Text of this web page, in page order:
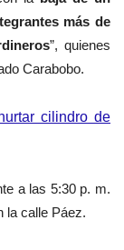
más de
”, quienes
Carabobo.
cilindro de
a las 5:30 p. m.
la calle Páez.